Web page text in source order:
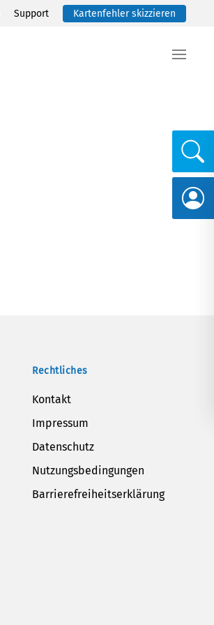
Support Kartenfehler skizzieren
Rechtliches
Kontakt
Impressum
Datenschutz
Nutzungsbedingungen
Barrierefreiheitserklärung